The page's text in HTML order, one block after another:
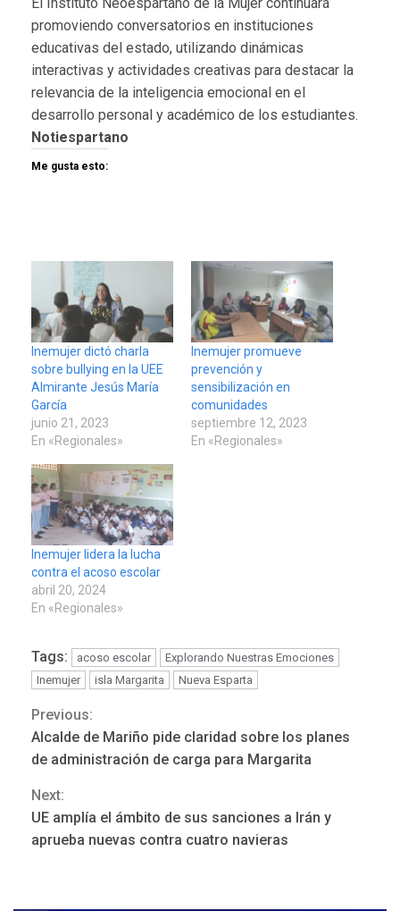
promoviendo conversatorios en instituciones
educativas del estado, utilizando dinámicas
interactivas y actividades creativas para destacar la
relevancia de la inteligencia emocional en el
desarrollo personal y académico de los estudiantes.
Notiespartano
Me gusta esto:
Inemujer dictó charla
sobre bullying en la UEE
Almirante Jesús María
García
junio 21, 2023
En «Regionales»
Inemujer promueve
prevención y
sensibilización en
comunidades
septiembre 12, 2023
En «Regionales»
Inemujer lidera la lucha
contra el acoso escolar
abril 20, 2024
En «Regionales»
Tags: acoso escolar
Explorando Nuestras Emociones
Inemujer
isla Margarita Nueva Esparta
Continue
Reading
Previous:
Alcalde de Mariño pide claridad sobre los planes
de administración de carga para Margarita
Next:
UE amplía el ámbito de sus sanciones a Irán y
aprueba nuevas contra cuatro navieras
3
Funsone benefició a 46
personas con la entrega de